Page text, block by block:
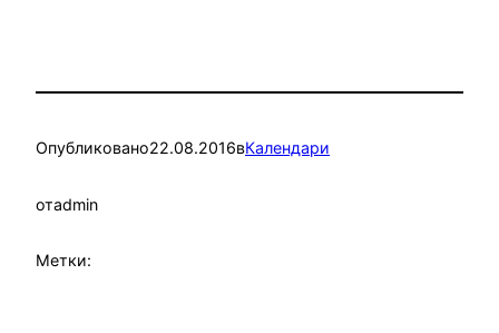
Опубликовано22.08.2016вКалендари
отadmin
Метки: